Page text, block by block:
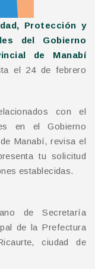
Protección y
del Gobierno
de Manabí
el 24 de febrero
con el
en el Gobierno
Manabí, revisa el
tu solicitud
establecidas.
de Secretaría
de la Prefectura
ciudad de